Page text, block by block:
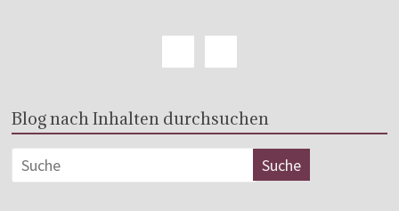
Blog nach Inhalten durchsuchen